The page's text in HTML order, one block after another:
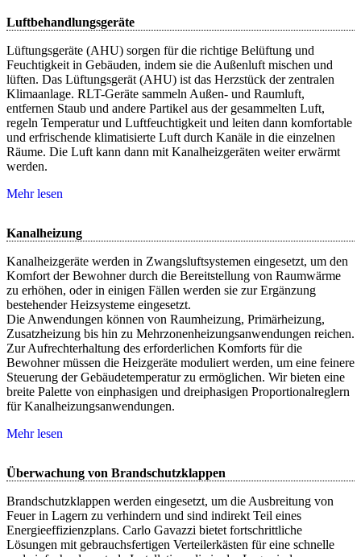
Luftbehandlungsgeräte
Lüftungsgeräte (AHU) sorgen für die richtige Belüftung und
Feuchtigkeit in Gebäuden, indem sie die Außenluft mischen und
lüften. Das Lüftungsgerät (AHU) ist das Herzstück der zentralen
Klimaanlage. RLT-Geräte sammeln Außen- und Raumluft,
entfernen Staub und andere Partikel aus der gesammelten Luft,
regeln Temperatur und Luftfeuchtigkeit und leiten dann komfortable
und erfrischende klimatisierte Luft durch Kanäle in die einzelnen
Räume. Die Luft kann dann mit Kanalheizgeräten weiter erwärmt
werden.
Mehr lesen
Kanalheizung
Kanalheizgeräte werden in Zwangsluftsystemen eingesetzt, um den
Komfort der Bewohner durch die Bereitstellung von Raumwärme
zu erhöhen, oder in einigen Fällen werden sie zur Ergänzung
bestehender Heizsysteme eingesetzt.
Die Anwendungen können von Raumheizung, Primärheizung,
Zusatzheizung bis hin zu Mehrzonenheizungsanwendungen reichen.
Zur Aufrechterhaltung des erforderlichen Komforts für die
Bewohner müssen die Heizgeräte moduliert werden, um eine feinere
Steuerung der Gebäudetemperatur zu ermöglichen. Wir bieten eine
breite Palette von einphasigen und dreiphasigen Proportionalreglern
für Kanalheizungsanwendungen.
Mehr lesen
Überwachung von Brandschutzklappen
Brandschutzklappen werden eingesetzt, um die Ausbreitung von
Feuer in Lagern zu verhindern und sind indirekt Teil eines
Energieeffizienzplans. Carlo Gavazzi bietet fortschrittliche
Lösungen mit gebrauchsfertigen Verteilerkästen für eine schnelle